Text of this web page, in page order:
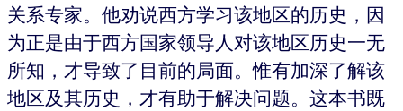
关系专家。他劝说西方学习该地区的历史，因
为正是由于西方国家领导人对该地区历史一无
所知，才导致了目前的局面。惟有加深了解该
地区及其历史，才有助于解决问题。这本书既